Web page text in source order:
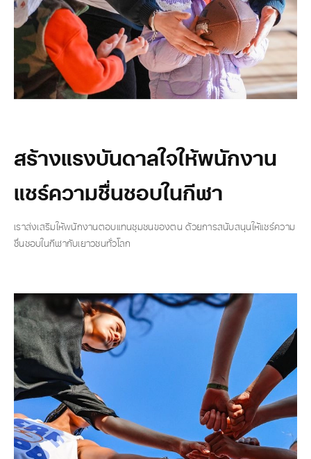
สร้างแรงบันดาลใจให้พนักงาน
แชร์ความชื่นชอบในกีฬา
เราส่งเสริมให้พนักงานตอบแทนชุมชนของตน ด้วยการสนับสนุนให้แชร์ความ
ชื่นชอบในกีฬากับเยาวชนทั่วโลก